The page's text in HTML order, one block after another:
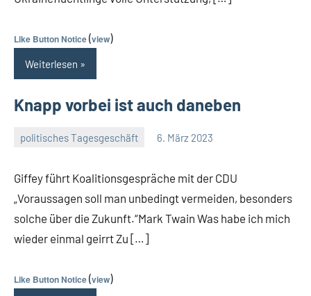
Like Button Notice(view)
Weiterlesen
Knapp vorbei ist auch daneben
politisches Tagesgeschäft 6. März 2023
Guetti
Keine
Giffey führt Koalitionsgespräche mit der CDU
„Voraussagen soll man unbedingt vermeiden, besonders
solche über die Zukunft.“Mark Twain Was habe ich mich
wieder einmal geirrt Zu […]
Like Button Notice(view)